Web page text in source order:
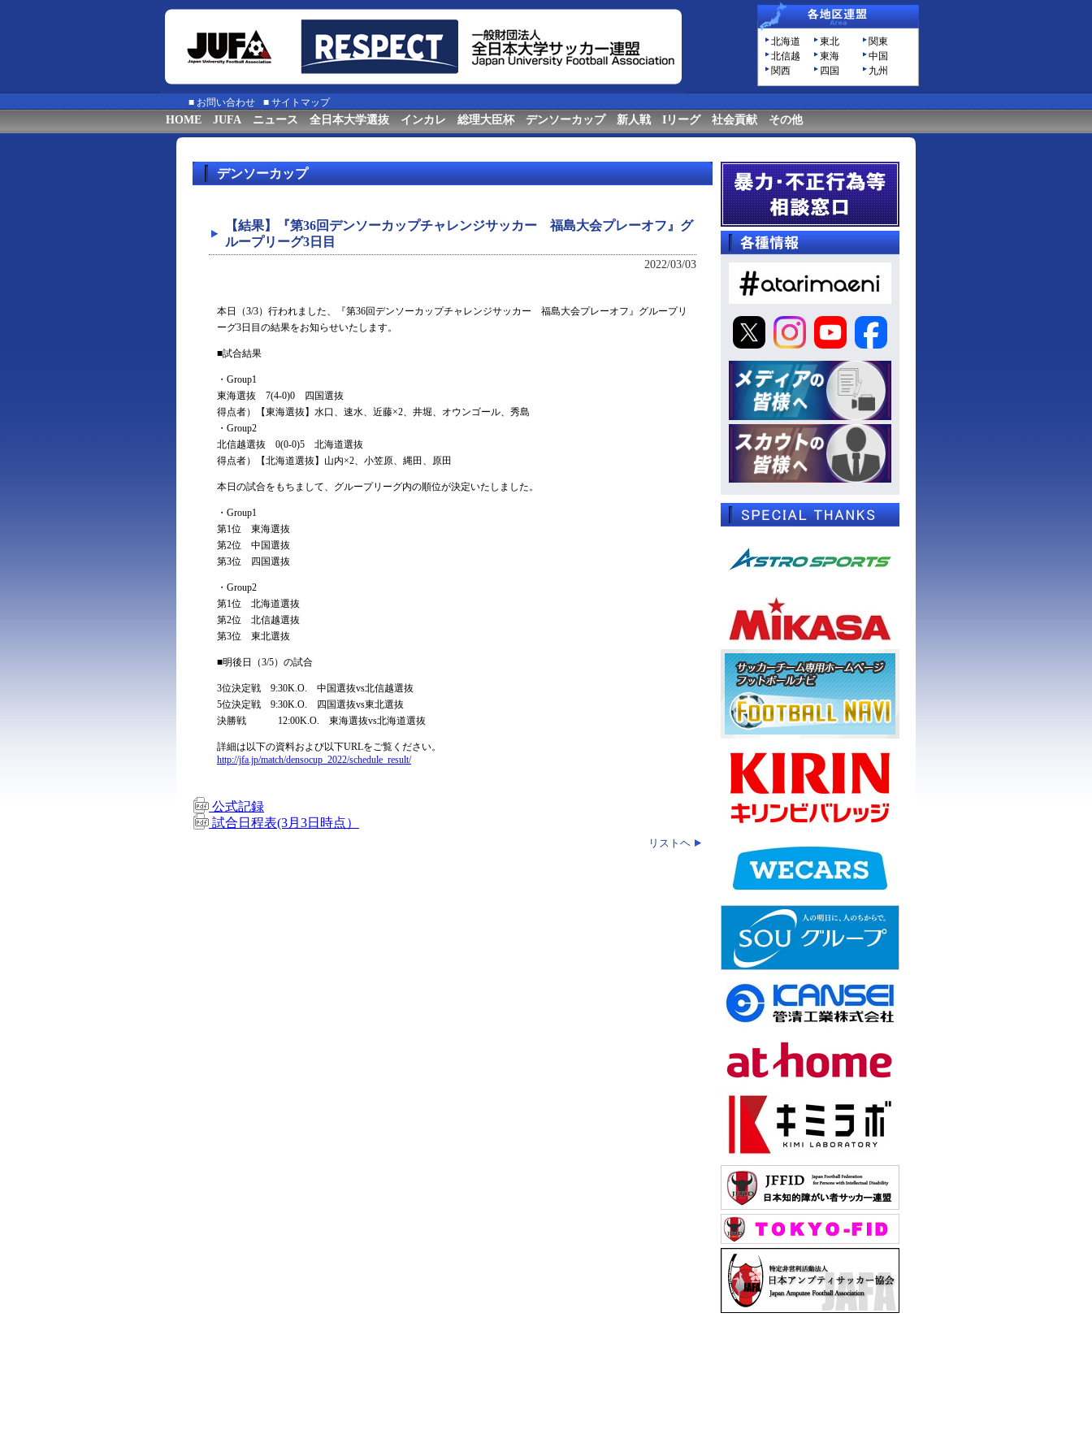
北海道 東北
関東
北信越
東海
中国
関西
四国 九州
■ お問い合わせ ■ サイトマップ
HOME JUFA ニュース 全日本大学選抜 インカレ 総理大臣杯 デンソーカップ 新人戦 Iリーグ 社会貢献 その他
デンソーカップ
【結果】『第36回デンソーカップチャレンジサッカー 福島大会プレーオフ』グ
ループリーグ3日目
2022/03/03
本日（3/3）行われました、『第36回デンソーカップチャレンジサッカー 福島大会プレーオフ』グループリ
ーグ3日目の結果をお知らせいたします。
■試合結果
・Group1
東海選抜 7(4-0)0 四国選抜
得点者）【東海選抜】水口、速水、近藤×2、井堀、オウンゴール、秀島
・Group2
北信越選抜 0(0-0)5 北海道選抜
得点者）【北海道選抜】山内×2、小笠原、縄田、原田
本日の試合をもちまして、グループリーグ内の順位が決定いたしました。
・Group1
第1位 東海選抜
第2位 中国選抜
第3位 四国選抜
・Group2
第1位 北海道選抜
第2位 北信越選抜
第3位 東北選抜
■明後日（3/5）の試合
3位決定戦 9:30K.O. 中国選抜vs北信越選抜
5位決定戦 9:30K.O. 四国選抜vs東北選抜
決勝戦 12:00K.O. 東海選抜vs北海道選抜
詳細は以下の資料および以下URLをご覧ください。
http://jfa.jp/match/densocup_2022/schedule_result/
公式記録
試合日程表(3月3日時点）
リストヘ